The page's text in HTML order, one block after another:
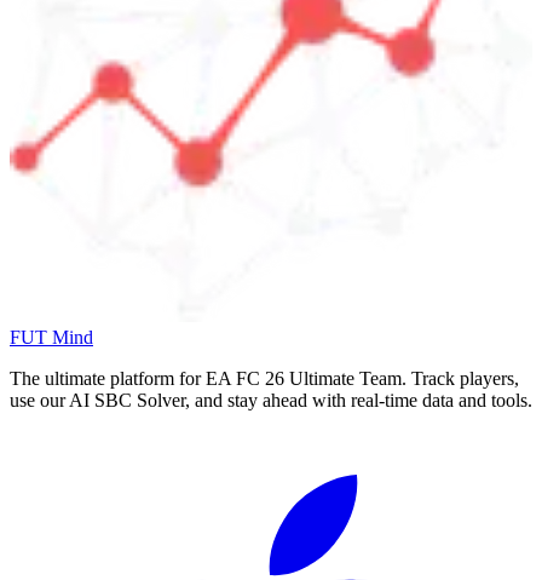
FUT Mind
The ultimate platform for EA FC 26 Ultimate Team. Track players,
use our AI SBC Solver, and stay ahead with real-time data and tools.